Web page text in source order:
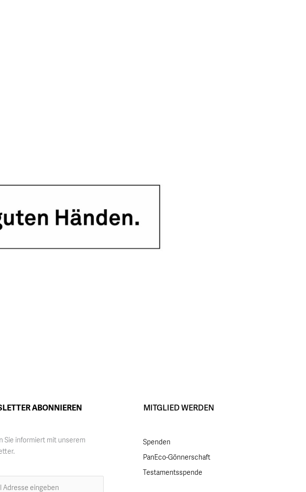
ABONNIEREN
Sie informiert mit unserem
MITGLIED WERDEN
Spenden
PanEco-Gönnerschaft
Testamentsspende